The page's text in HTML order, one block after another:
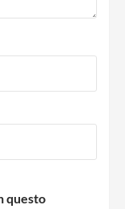
questo